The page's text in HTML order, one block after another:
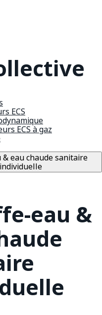
ECS
ECS à gaz
eau chaude sanitaire
individuelle
eau &